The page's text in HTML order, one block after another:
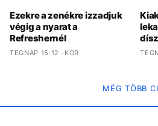
Ezekre a zenékre izzadjuk
végig a nyarat a
Refreshernél
TEGNAP 15:12 -KOR
MÉG TÖBB